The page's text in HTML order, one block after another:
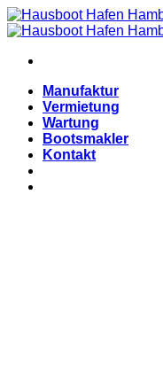
Zum
Inhalt
Manufaktur
Vermietung
Wartung
Bootsmakler
Kontakt